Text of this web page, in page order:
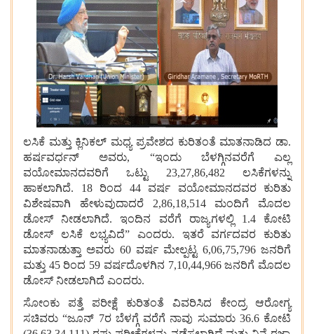
ಲಸಿಕೆ ಮತ್ತು ಕ್ಲಿನಿಕಲ್ ಮಧ್ಯ ಪ್ರವೇಶದ ಕುರಿತಂತೆ ಮಾತನಾಡಿದ ಡಾ.
ಹರ್ಷವರ್ಧನ್
ಅವರು, “ಇಂದು ಬೆಳಗ್ಗಿನವರೆಗೆ
ಎಲ್ಲ
ವಯೋಮಾನದವರಿಗೆ
ಒಟ್ಟು 23,27,86,482ಲಸಿಕೆಗಳನ್ನು
ಹಾಕಲಾಗಿದೆ. 18 ರಿಂದ 44 ವರ್ಷ ವಯೋಮಾನದವರ
ಕುರಿತು
ವಿಶೇಷವಾಗಿ
ಹೇಳುವುದಾದರೆ2,86,18,514 ಮಂದಿಗೆ
ಮೊದಲ
ಡೋಸ್
ನೀಡಲಾಗಿದೆ.ಇಂದಿನ ವರೆಗೆ ರಾಜ್ಯಗಳಲ್ಲಿ1.4 ಕೋಟಿ
ಡೋಸ್
ಲಸಿಕೆ ಲಭ್ಯವಿದೆ”ಎಂದರು. ಇತರೆ ವರ್ಗದವರ
ಕುರಿತು
ಮಾತನಾಡುತ್ತಾ ಅವರು 60 ವರ್ಷ ಮೇಲ್ಪಟ್ಟ 6,06,75,796ಜನರಿಗೆ
ಮತ್ತು 45 ರಿಂದ 59 ವರ್ಷದೊಳಗಿನ 7,10,44,966ಜನರಿಗೆ ಮೊದಲ
ಡೋಸ್ ನೀಡಲಾಗಿದೆ ಎಂದರು.
ಸೋಂಕು
ಪತ್ತೆ ಪರೀಕ್ಷೆ ಕುರಿತಂತೆ ವಿವರಿಸಿದ ಕೇಂದ್ರ
ಆರೋಗ್ಯ
ಸಚಿವರು “ಜೂನ್ 7ರ ಬೆಳಗ್ಗೆ ವರೆಗೆ ನಾವು ಸುಮಾರು36.6 ಕೋಟಿ